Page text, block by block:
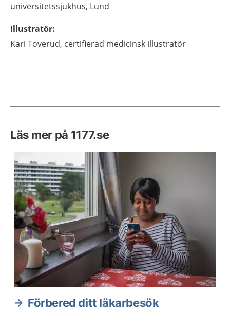
universitetssjukhus, Lund
Illustratör:
Kari Toverud, certifierad medicinsk illustratör
Läs mer på 1177.se
Förbered ditt läkarbesök